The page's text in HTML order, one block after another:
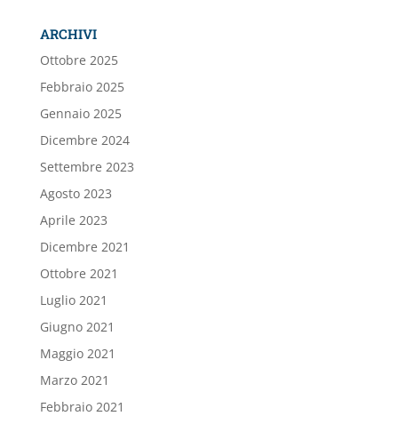
ARCHIVI
Ottobre 2025
Febbraio 2025
Gennaio 2025
Dicembre 2024
Settembre 2023
Agosto 2023
Aprile 2023
Dicembre 2021
Ottobre 2021
Luglio 2021
Giugno 2021
Maggio 2021
Marzo 2021
Febbraio 2021